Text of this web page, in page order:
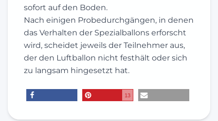
sofort auf den Boden.
Nach einigen Probedurchgängen, in denen
das Verhalten der Spezialballons erforscht
wird, scheidet jeweils der Teilnehmer aus,
der den Luftballon nicht festhält oder sich
zu langsam hingesetzt hat.
13